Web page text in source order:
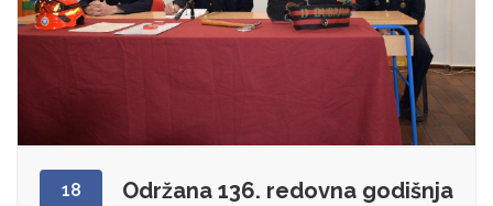
18
Održana 136. redovna godišnja